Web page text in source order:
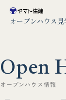
オープンハウス見
Open
オー プンハ ウ ス情報